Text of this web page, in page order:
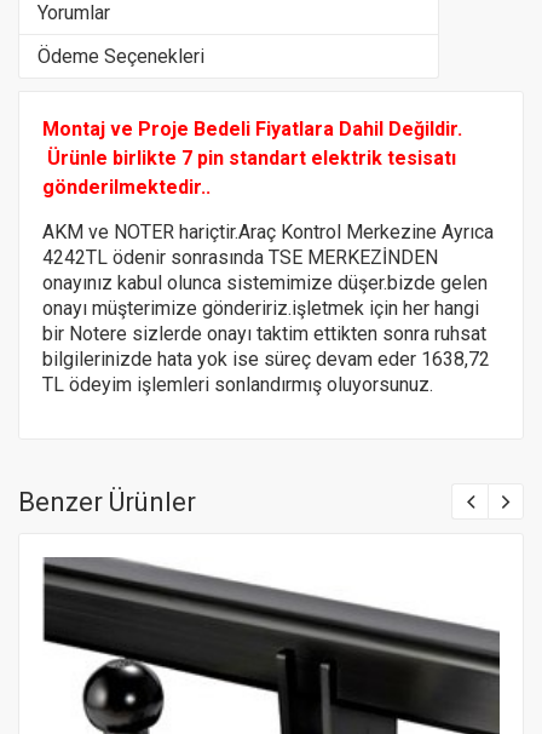
Yorumlar
Ödeme Seçenekleri
Montaj ve Proje Bedeli Fiyatlara Dahil Değildir.
Ürünle birlikte 7 pin standart elektrik tesisatı
gönderilmektedir..
AKM ve NOTER hariçtir.Araç Kontrol Merkezine Ayrıca
4242TL ödenir sonrasında TSE MERKEZİNDEN
onayınız kabul olunca sistemimize düşer.bizde gelen
onayı müşterimize göndeririz.işletmek için her hangi
bir Notere sizlerde onayı taktim ettikten sonra ruhsat
bilgilerinizde hata yok ise süreç devam eder 1638,72
TL ödeyim işlemleri sonlandırmış oluyorsunuz.
Benzer Ürünler